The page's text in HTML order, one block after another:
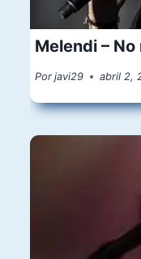
Melendi –
Por javi29 abril 2,